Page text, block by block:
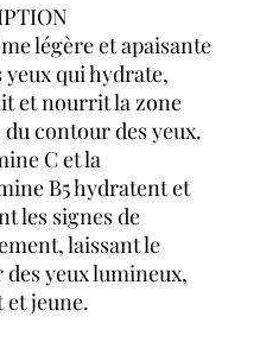
légère et apaisante
yeux qui hydrate,
et nourrit la zone
contour des yeux.
C et la
B5 hydratent et
les signes de
laissant le
yeux lumineux,
et jeune.